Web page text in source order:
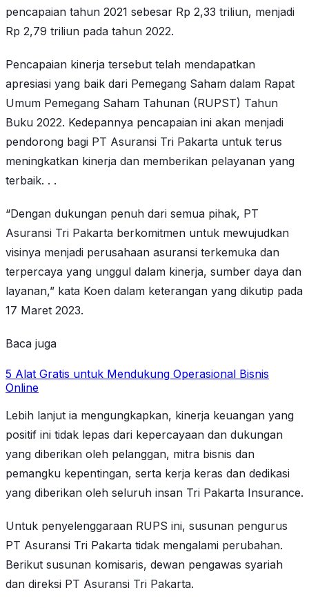
pencapaian tahun 2021 sebesar Rp 2,33 triliun, menjadi
Rp 2,79 triliun pada tahun 2022.
Pencapaian kinerja tersebut telah mendapatkan
apresiasi yang baik dari Pemegang Saham dalam Rapat
Umum Pemegang Saham Tahunan (RUPST) Tahun
Buku 2022. Kedepannya pencapaian ini akan menjadi
pendorong bagi PT Asuransi Tri Pakarta untuk terus
meningkatkan kinerja dan memberikan pelayanan yang
terbaik. . .
“Dengan dukungan penuh dari semua pihak, PT
Asuransi Tri Pakarta berkomitmen untuk mewujudkan
visinya menjadi perusahaan asuransi terkemuka dan
terpercaya yang unggul dalam kinerja, sumber daya dan
layanan,” kata Koen dalam keterangan yang dikutip pada
17 Maret 2023.
Baca juga
5 Alat Gratis untuk Mendukung Operasional Bisnis
Online
Lebih lanjut ia mengungkapkan, kinerja keuangan yang
positif ini tidak lepas dari kepercayaan dan dukungan
yang diberikan oleh pelanggan, mitra bisnis dan
pemangku kepentingan, serta kerja keras dan dedikasi
yang diberikan oleh seluruh insan Tri Pakarta Insurance.
Untuk penyelenggaraan RUPS ini, susunan pengurus
PT Asuransi Tri Pakarta tidak mengalami perubahan.
Berikut susunan komisaris, dewan pengawas syariah
dan direksi PT Asuransi Tri Pakarta.